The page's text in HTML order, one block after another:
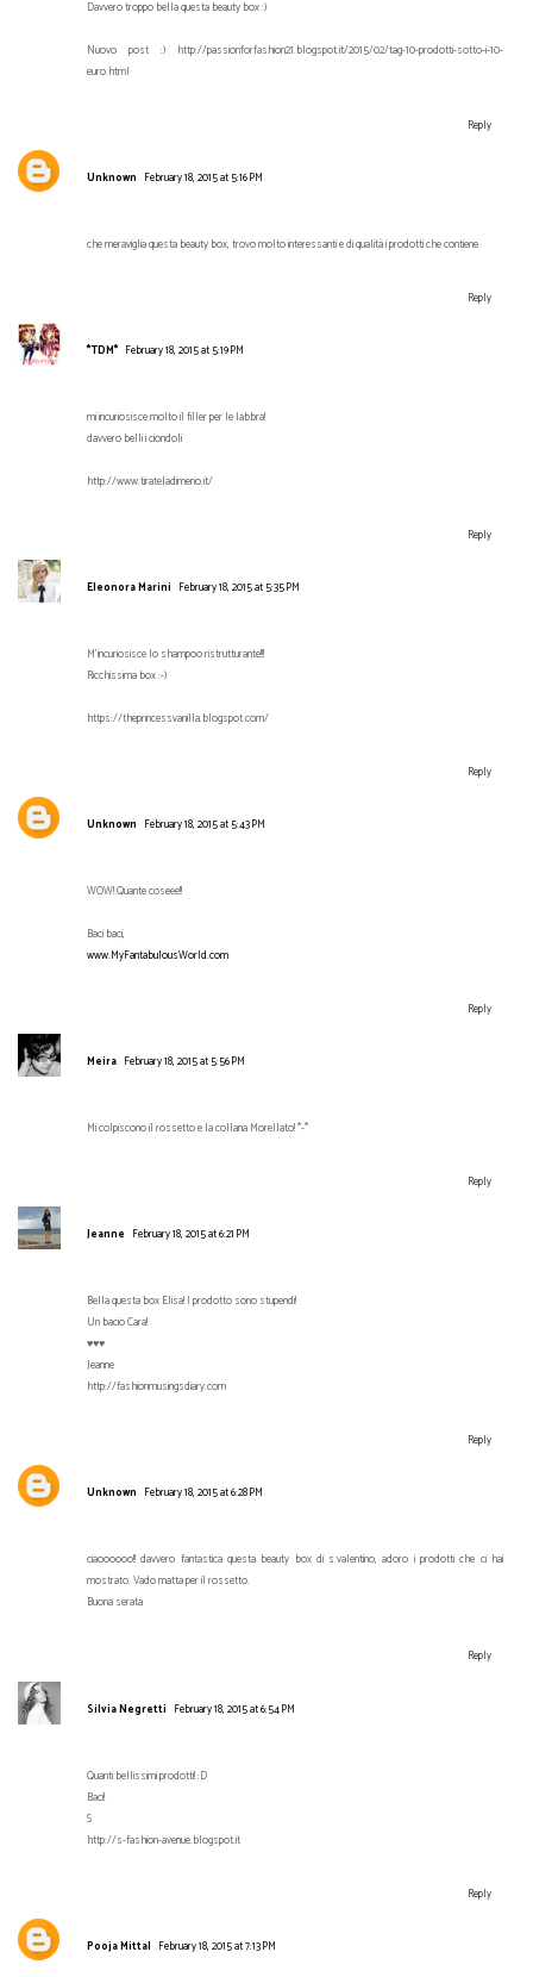
Davvero troppo bella questa beauty box :)
Nuovo post :) http://passionforfashion21.blogspot.it/2015/02/tag-10-prodotti-sotto-i-10-
euro.html
Reply
Unknown February 18, 2015 at 5:16 PM
che meraviglia questa beauty box, trovo molto interessanti e di qualità i prodotti che contiene
Reply
*TDM* February 18, 2015 at 5:19 PM
mi incuriosisce molto il filler per le labbra!
davvero belli i ciondoli
http://www.tirateladimeno.it/
Reply
Eleonora Marini February 18, 2015 at 5:35 PM
M'incuriosisce lo shampoo ristrutturante!!!
Ricchissima box :-)
https://theprincessvanilla.blogspot.com/
Reply
Unknown February 18, 2015 at 5:43 PM
WOW! Quante coseee!!
Baci baci,
www.MyFantabulousWorld.com
Reply
Meira February 18, 2015 at 5:56 PM
Mi colpiscono il rossetto e la collana Morellato! *-*
Reply
Jeanne February 18, 2015 at 6:21 PM
Bella questa box Elisa! I prodotto sono stupendi!
Un bacio Cara!
♥♥♥
Jeanne
http://fashionmusingsdiary.com
Reply
Unknown February 18, 2015 at 6:28 PM
ciaoooooo!! davvero fantastica questa beauty box di s.valentino, adoro i prodotti che ci hai
mostrato. Vado matta per il rossetto.
Buona serata
Reply
Silvia Negretti February 18, 2015 at 6:54 PM
Quanti bellissimi prodotti! :D
Baci!
S
http://s-fashion-avenue.blogspot.it
Reply
Pooja Mittal February 18, 2015 at 7:13 PM